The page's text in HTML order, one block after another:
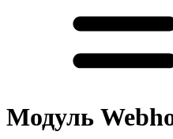
Модуль